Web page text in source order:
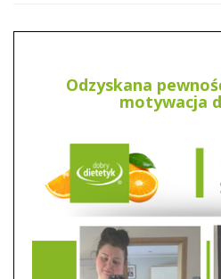
Odzyskana
motywacja